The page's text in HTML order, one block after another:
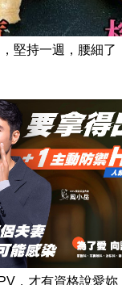
堅持一週，腰細了
，才有資格說愛妳